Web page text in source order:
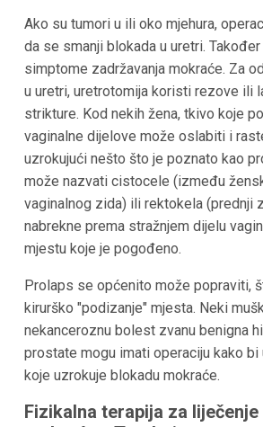
Ako su tumori u ili oko mjehura,
da se smanji blokada u uretri.
simptome zadržavanja mokraće. Za
u uretri, uretrotomija koristi rezove ili
strikture. Kod nekih žena, tkivo koje
vaginalne dijelove može oslabiti i
uzrokujući nešto što je poznato kao
može nazvati cistocele (između
vaginalnog zida) ili rektokela (prednji
nabrekne prema stražnjem dijelu
mjestu koje je pogođeno.
Prolaps se općenito može popraviti,
kirurško "podizanje" mjesta. Neki
nekanceroznu bolest zvanu benigna
prostate mogu imati operaciju kako
koje uzrokuje blokadu mokraće.
Fizikalna terapija za